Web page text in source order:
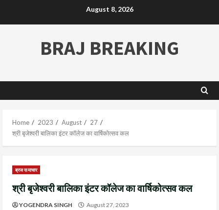
August 8, 2026
BRAJ BREAKING
Home 2023 August
27
श्री बृजेश्वरी बालिका इंटर कॉलेज का वार्षिकोत्सव कल
ब्रज समाचार
श्री बृजेश्वरी बालिका इंटर कॉलेज का वार्षिकोत्सव कल
YOGENDRA SINGH August 27, 2023